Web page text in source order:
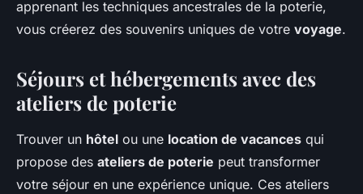
apprenant les techniques ancestrales de la poterie,
vous créerez des souvenirs uniques de votre voyage.
Séjours et hébergements avec des
ateliers de poterie
Trouver un hôtel ou une location de vacances qui
propose des ateliers de poterie peut transformer
votre séjour en une expérience unique. Ces ateliers